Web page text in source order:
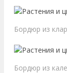
Бордюр из
Бордюр из